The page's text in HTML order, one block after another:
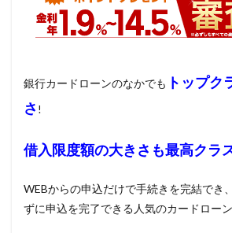
銀行カードローンのなかでも トップク
さ !
借入限度額の大きさも最高クラ
WEBからの申込だけで手続きを完結でき
ずに申込を完了できる人気のカードローン